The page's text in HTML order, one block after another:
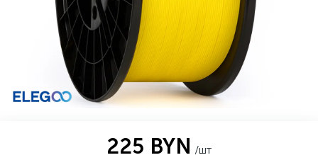
225 BYN /шт